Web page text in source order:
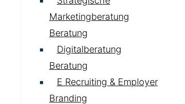
Marketingberatung
Beratung
Digitalberatung
Beratung
E Recruiting & Employer
Branding